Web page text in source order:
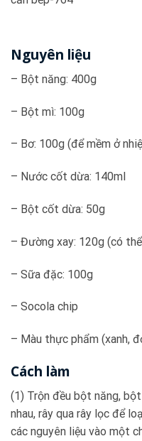
Nguyên liệu
– Bột năng: 400g
– Bột mì: 100g
– Bơ: 100g (để mềm ở
– Nước cốt dừa: 140ml
– Bột cốt dừa: 50g
– Đường xay: 120g (có
– Sữa đặc: 100g
– Socola chip
– Màu thực phẩm (xanh,
Cách làm
(1) Trộn đều bột năng,
nhau, rây qua rây lọc để
các nguyên liệu vào một